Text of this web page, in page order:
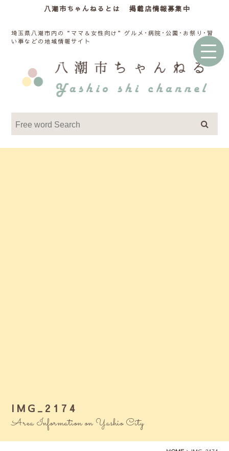
八潮市ちゃんねるとは 掲載店情報募集中
埼玉県八潮市内の“ママ＆女性向け”グルメ･病院･公園･お祭り･習
い事などの地域情報サイト
IMG_2174
Area Information on Yashio City